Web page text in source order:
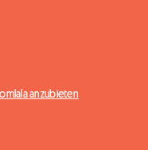
anzubieten